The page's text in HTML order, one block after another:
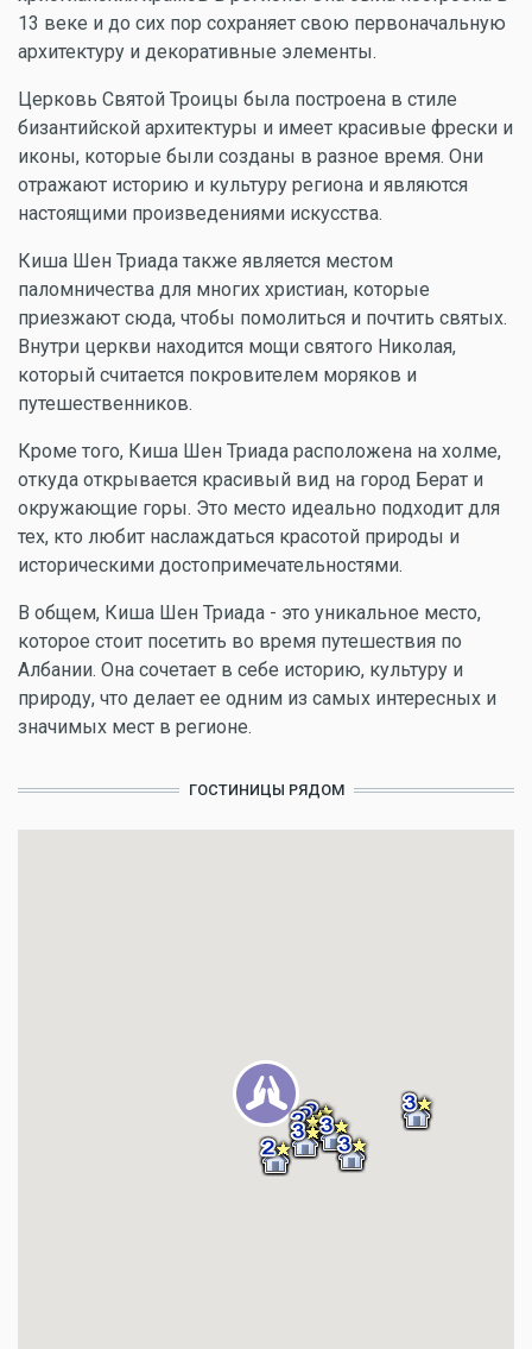
13 веке и до сих пор сохраняет свою первоначальную
архитектуру и декоративные элементы.
Церковь Святой Троицы была построена в стиле
бизантийской архитектуры и имеет красивые фрески и
иконы, которые были созданы в разное время. Они
отражают историю и культуру региона и являются
настоящими произведениями искусства.
Киша Шен Триада также является местом
паломничества для многих христиан, которые
приезжают сюда, чтобы помолиться и почтить святых.
Внутри церкви находится мощи святого Николая,
который считается покровителем моряков и
путешественников.
Кроме того, Киша Шен Триада расположена на холме,
откуда открывается красивый вид на город Берат и
окружающие горы. Это место идеально подходит для
тех, кто любит наслаждаться красотой природы и
историческими достопримечательностями.
В общем, Киша Шен Триада - это уникальное место,
которое стоит посетить во время путешествия по
Албании. Она сочетает в себе историю, культуру и
природу, что делает ее одним из самых интересных и
значимых мест в регионе.
ГОСТИНИЦЫ РЯДОМ